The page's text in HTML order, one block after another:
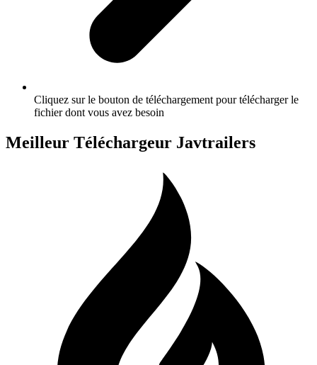
Cliquez sur le bouton de téléchargement pour télécharger le
fichier dont vous avez besoin
Meilleur Téléchargeur Javtrailers